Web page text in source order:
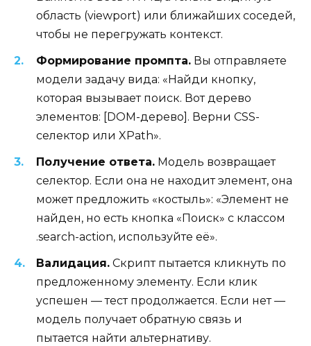
область (viewport) или ближайших соседей,
чтобы не перегружать контекст.
Формирование промпта. Вы отправляете
модели задачу вида: «Найди кнопку,
которая вызывает поиск. Вот дерево
элементов: [DOM-дерево]. Верни CSS-
селектор или XPath».
Получение ответа. Модель возвращает
селектор. Если она не находит элемент, она
может предложить «костыль»: «Элемент не
найден, но есть кнопка «Поиск» с классом
.search-action, используйте её».
Валидация. Скрипт пытается кликнуть по
предложенному элементу. Если клик
успешен — тест продолжается. Если нет —
модель получает обратную связь и
пытается найти альтернативу.